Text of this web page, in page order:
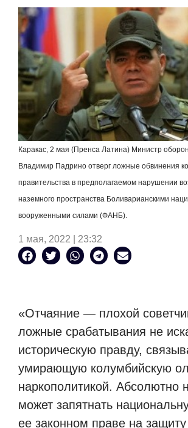
Каракас, 2 мая (Пренса Латина) Министр
Владимир Падрино отверг ложные обвинения
правительства в предполагаемом нарушении
наземного пространства Боливарианскими
вооруженными силами (ФАНБ).
1 мая, 2022 | 23:32
«Отчаяние — плохой
ложные срабатывания не
историческую правду,
умирающую колумбийскую
наркополитикой. Абсолютно
может запятнать
ее законном праве на защиту